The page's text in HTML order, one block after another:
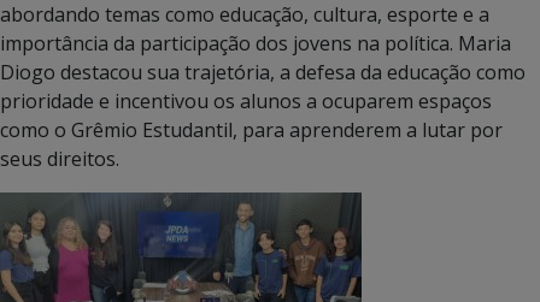
abordando temas como educação, cultura, esporte e a
importância da participação dos jovens na política. Maria
Diogo destacou sua trajetória, a defesa da educação como
prioridade e incentivou os alunos a ocuparem espaços
como o Grêmio Estudantil, para aprenderem a lutar por
seus direitos.